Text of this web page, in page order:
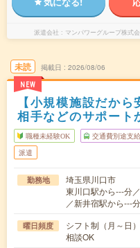
派遣会社 マンパワーグループ株式
未読
NEW
掲載日 2026/08/06
【小規模施設だか
相手などのサポート
職種未経験OK 交通費別途支
派遣
勤務地
埼玉県川口市
東川口駅から---分
／新井宿駅から---分
曜日頻度
シフト制（月～日
相談OK